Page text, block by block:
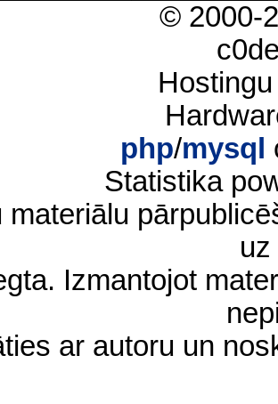
© 2000-
php/mysql
Statistika
materiālu
Izmantojot
ar autoru un